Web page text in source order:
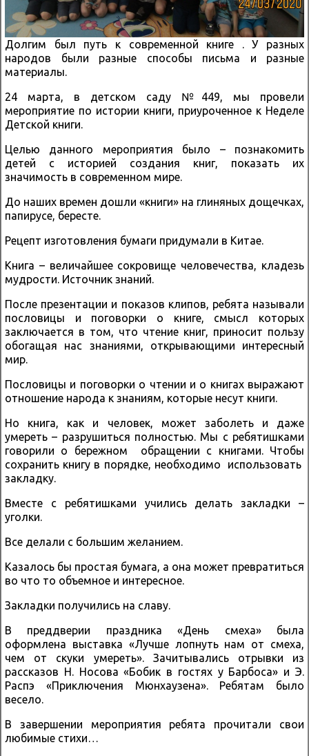
Долгим был путь к современной книге . У разных
народов были разные способы письма и разные
материалы.
24 марта, в детском саду №449, мы провели
мероприятие по истории книги, приуроченное к Неделе
Детской книги.
Целью данного мероприятия было – познакомить
детей с историей создания книг, показать их
значимость в современном мире.
До наших времен дошли «книги» на глиняных дощечках,
папирусе, бересте.
Рецепт изготовления бумаги придумали в Китае.
Книга – величайшее сокровище человечества, кладезь
мудрости. Источник знаний.
После презентации и показов клипов, ребята называли
пословицы и поговорки о книге, смысл которых
заключается в том, что чтение книг, приносит пользу
обогащая нас знаниями, открывающими интересный
мир.
Пословицы и поговорки о чтении и о книгах выражают
отношение народа к знаниям, которые несут книги.
Но книга, как и человек, может заболеть и даже
умереть – разрушиться полностью. Мы с ребятишками
говорили о бережном обращении с книгами. Чтобы
сохранить книгу в порядке, необходимо использовать
закладку.
Вместе с ребятишками учились делать закладки –
уголки.
Все делали с большим желанием.
Казалось бы простая бумага, а она может превратиться
во что то объемное и интересное.
Закладки получились на славу.
В преддверии праздника «День смеха» была
оформлена выставка «Лучше лопнуть нам от смеха,
чем от скуки умереть». Зачитывались отрывки из
рассказов Н. Носова «Бобик в гостях у Барбоса» и Э.
Распэ «Приключения Мюнхаузена». Ребятам было
весело.
В завершении мероприятия ребята прочитали свои
любимые стихи…